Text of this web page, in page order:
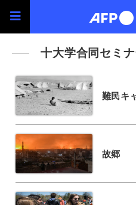
十大学合同セミ
難民キ
故郷